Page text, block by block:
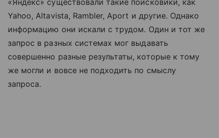
«Яндекс» существовали такие поисковики, как
Yahoo, Altavista, Rambler, Aport и другие. Однако
информацию они искали с трудом. Один и тот же
запрос в разных системах мог выдавать
совершенно разные результаты, которые к тому
же могли и вовсе не подходить по смыслу
запроса.